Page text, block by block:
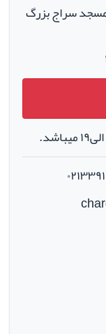
سراج بزرگ